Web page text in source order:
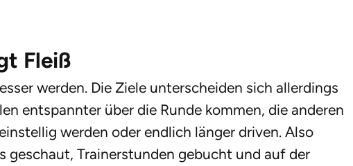
Fleiß
werden. Die Ziele unterscheiden sich allerdings
entspannter über die Runde kommen, die anderen
werden oder endlich länger driven. Also
geschaut, Trainerstunden gebucht und auf der